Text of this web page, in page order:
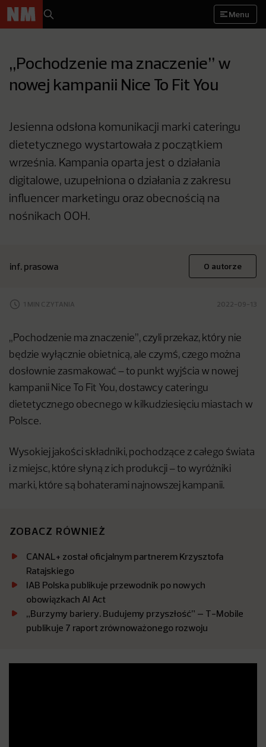
Menu
„Pochodzenie ma znaczenie” w
nowej kampanii Nice To Fit You
Jesienna odsłona komunikacji marki cateringu
dietetycznego wystartowała z początkiem
września. Kampania oparta jest o działania
digitalowe, uzupełniona o działania z zakresu
influencer marketingu oraz obecnością na
nośnikach OOH.
inf. prasowa O autorze
1 MIN CZYTANIA 2022-09-13
„Pochodzenie ma znaczenie”, czyli przekaz, który nie
będzie wyłącznie obietnicą, ale czymś, czego można
dosłownie zasmakować – to punkt wyjścia w nowej
kampanii Nice To Fit You, dostawcy cateringu
dietetycznego obecnego w kilkudziesięciu miastach w
Polsce.
Wysokiej jakości składniki, pochodzące z całego świata
i z miejsc, które słyną z ich produkcji – to wyróżniki
marki, które są bohaterami najnowszej kampanii.
ZOBACZ RÓWNIEŻ
CANAL+ został oficjalnym partnerem Krzysztofa
Ratajskiego
IAB Polska publikuje przewodnik po nowych
obowiązkach AI Act
„Burzymy bariery. Budujemy przyszłość” – T-Mobile
publikuje 7 raport zrównoważonego rozwoju